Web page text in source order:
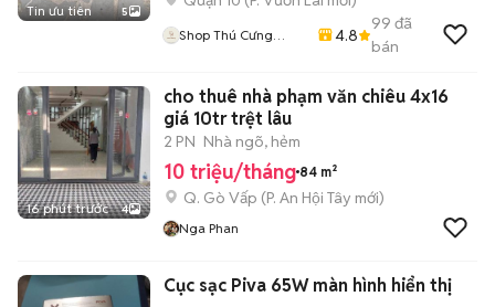
Tin ưu tiên 5
Shop Thú Cưng
4.8
99 đã
bán
16 phút trước 4
cho thuê nhà phạm văn chiêu 4x16
giá 10tr trệt lâu
2 PN Nhà ngõ, hẻm
10 triệu/tháng 84 m²
Q. Gò Vấp (P. An Hội Tây mới)
Nga Phan
Cục sạc Piva 65W màn hình hiển thị